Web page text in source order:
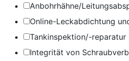
Anbohrhähne/
Online-Leckabdichtung
Tankinspektion/-reparatur
Integrität von